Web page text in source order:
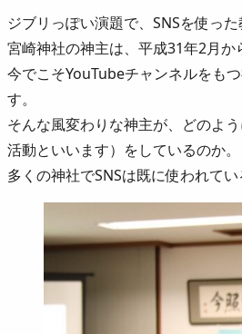
ジブリっぽい演題で、SNSを使っ
宮崎神社の神主は、平成31年2月か
今でこそYouTubeチャンネルをも
す。
そんな風変わりな神主が、どのよ
活動といいます）をしているのか。
多くの神社でSNSは既に使われて